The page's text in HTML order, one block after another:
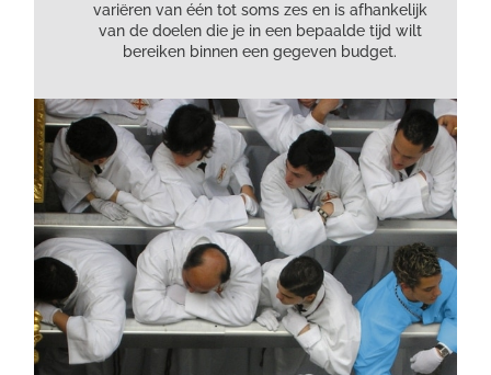
variëren van één tot soms zes en is afhankelijk
van de doelen die je in een bepaalde tijd wilt
bereiken binnen een gegeven budget.